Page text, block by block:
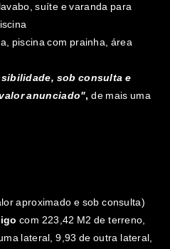
suíte e varanda para
piscina com prainha, área
sob consulta e
anunciado", de mais uma
aproximado e sob consulta)
com 223,42 M2 de terreno,
lateral, 9,93 de outra lateral,